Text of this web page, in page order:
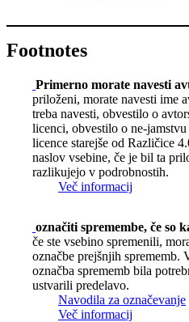
Footnotes
Primerno morate navesti
priloženi, morate navesti ime
treba navesti, obvestilo o
licenci, obvestilo o ne-
licence starejše od Različice
naslov vsebine, če je bil ta
razlikujejo v podrobnostih.
Več informacij
označiti spremembe, če so
če ste vsebino spremenili,
označbe prejšnjih sprememb.
označba sprememb bila
ustvarili predelavo.
Navodila za označevanje
Več informacij